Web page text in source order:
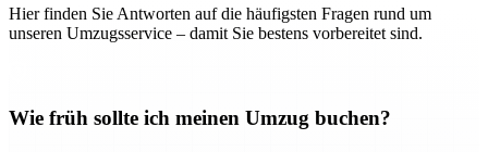
Hier finden Sie Antworten auf die häufigsten Fragen rund um
unseren Umzugsservice – damit Sie bestens vorbereitet sind.
Wie früh sollte ich meinen Umzug buchen?